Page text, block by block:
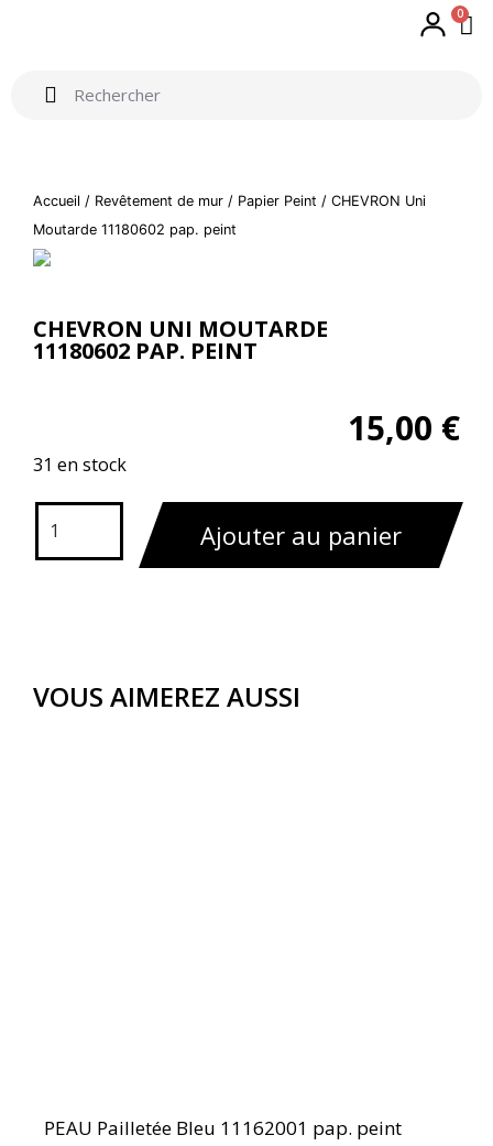
0
Accueil / Revêtement de mur / Papier Peint / CHEVRON Uni
Moutarde 11180602 pap. peint
CHEVRON UNI MOUTARDE
11180602 PAP. PEINT
15,00 €
31 en stock
Ajouter au panier
VOUS AIMEREZ AUSSI
PEAU Pailletée Bleu 11162001 pap. peint